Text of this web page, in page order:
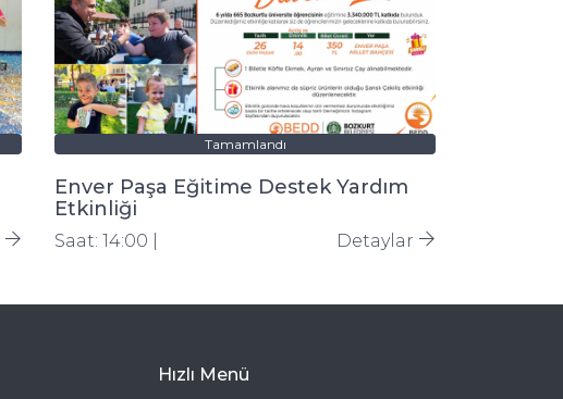
Tamamlandı
Enver Paşa Eğitime Destek Yardım
Etkinliği
Saat: 14:00 | Detaylar
Hızlı Menü